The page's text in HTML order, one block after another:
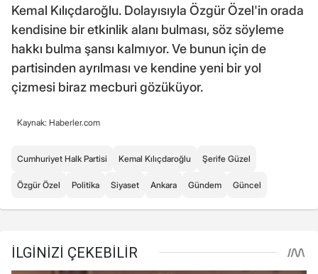
Kemal Kılıçdaroğlu. Dolayısıyla Özgür Özel'in orada
kendisine bir etkinlik alanı bulması, söz söyleme
hakkı bulma şansı kalmıyor. Ve bunun için de
partisinden ayrılması ve kendine yeni bir yol
çizmesi biraz mecburi gözüküyor.
Kaynak: Haberler.com
Cumhuriyet Halk Partisi Kemal Kılıçdaroğlu Şerife Güzel
Özgür Özel Politika Siyaset Ankara Gündem Güncel